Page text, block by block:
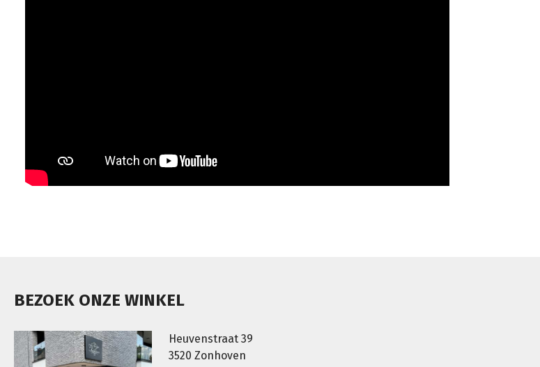
BEZOEK ONZE WINKEL
Heuvenstraat 39
3520 Zonhoven